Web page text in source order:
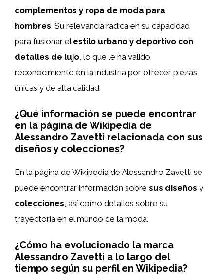
complementos y ropa de moda para
hombres. Su relevancia radica en su capacidad
para fusionar el estilo urbano y deportivo con
detalles de lujo , lo que le ha valido
reconocimiento en la industria por ofrecer piezas
únicas y de alta calidad.
¿Qué información se puede encontrar
en la página de Wikipedia de
Alessandro Zavetti relacionada con sus
diseños y colecciones?
En la página de Wikipedia de Alessandro Zavetti se
puede encontrar información sobre sus diseños y
colecciones, así como detalles sobre su
trayectoria en el mundo de la moda.
¿Cómo ha evolucionado la marca
Alessandro Zavetti a lo largo del
tiempo según su perfil en Wikipedia?